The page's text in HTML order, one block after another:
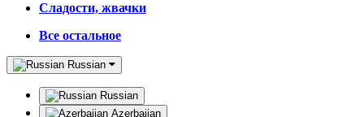
Сладости, жвачки
Все остальное
Russian
Russian
Azerbaijan